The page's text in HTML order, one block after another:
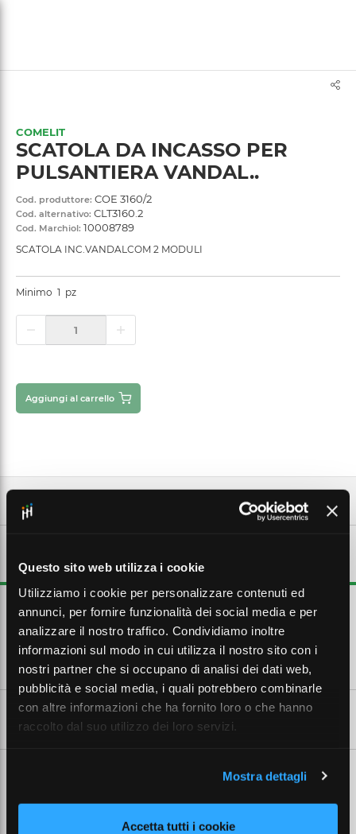
Questo sito web utilizza i cookie
Utilizziamo i cookie per personalizzare contenuti ed
annunci, per fornire funzionalità dei social media e per
analizzare il nostro traffico. Condividiamo inoltre
informazioni sul modo in cui utilizza il nostro sito con i
nostri partner che si occupano di analisi dei dati web,
pubblicità e social media, i quali potrebbero combinarle
con altre informazioni che ha fornito loro o che hanno
raccolto dal suo utilizzo dei loro servizi.
Mostra dettagli
Accetta tutti i cookie
COMELIT
SCATOLA DA INCASSO PER
PULSANTIERA VANDAL..
Cod. produttore: COE 3160/2
Cod. alternativo: CLT3160.2
Cod. Marchiol: 10008789
SCATOLA INC.VANDALCOM 2 MODULI
Minimo 1 pz
Aggiungi al carrello